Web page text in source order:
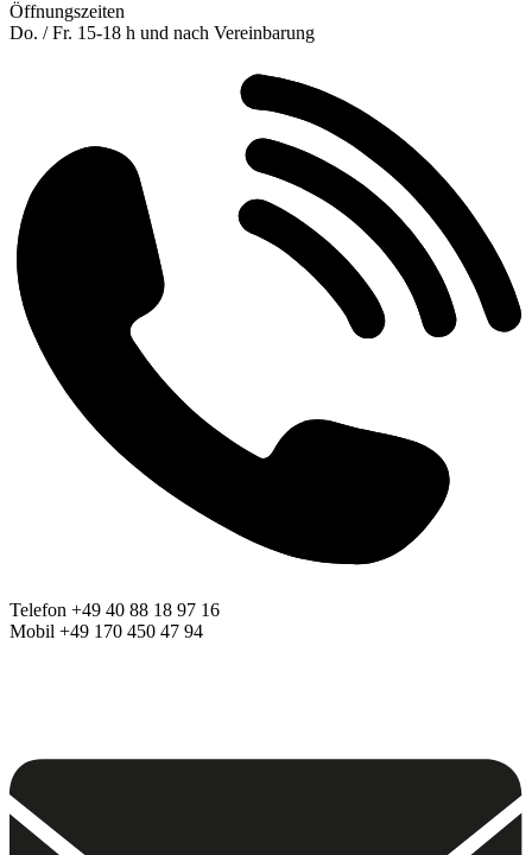
Öffnungszeiten
Do. / Fr. 15-18 h und nach Vereinbarung
Telefon +49 40 88 18 97 16
Mobil +49 170 450 47 94